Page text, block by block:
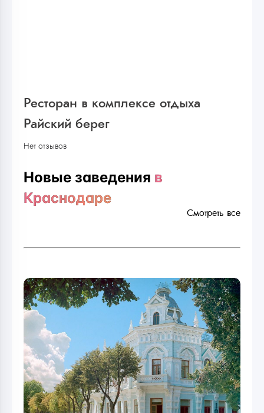
Ресторан в комплексе отдыха
Райский берег
Нет отзывов
Новые заведения в
Краснодаре
Смотреть все